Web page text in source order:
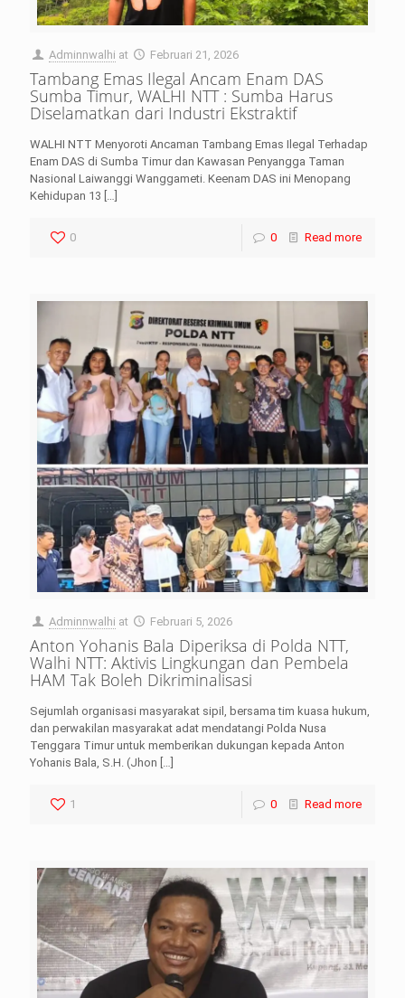
Adminnwalhi at Februari 21, 2026
Tambang Emas Ilegal Ancam Enam DAS
Sumba Timur, WALHI NTT : Sumba Harus
Diselamatkan dari Industri Ekstraktif
WALHI NTT Menyoroti Ancaman Tambang Emas Ilegal Terhadap
Enam DAS di Sumba Timur dan Kawasan Penyangga Taman
Nasional Laiwanggi Wanggameti. Keenam DAS ini Menopang
Kehidupan 13 […]
0 0 Read more
Adminnwalhi at Februari 5, 2026
Anton Yohanis Bala Diperiksa di Polda NTT,
Walhi NTT: Aktivis Lingkungan dan Pembela
HAM Tak Boleh Dikriminalisasi
Sejumlah organisasi masyarakat sipil, bersama tim kuasa hukum,
dan perwakilan masyarakat adat mendatangi Polda Nusa
Tenggara Timur untuk memberikan dukungan kepada Anton
Yohanis Bala, S.H. (Jhon […]
1 0 Read more